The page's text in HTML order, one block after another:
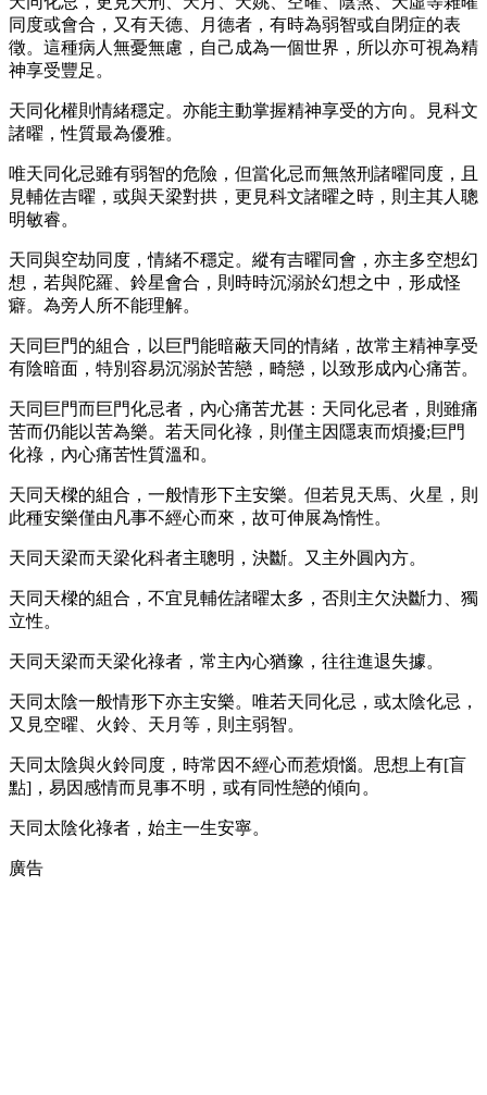
同度或會合，又有天德、月德者，有時為弱智或自閉症的表
徵。這種病人無憂無慮，自己成為一個世界，所以亦可視為精
神享受豐足。
天同化權則情緒穩定。亦能主動掌握精神享受的方向。見科文
諸曜，性質最為優雅。
唯天同化忌雖有弱智的危險，但當化忌而無煞刑諸曜同度，且
見輔佐吉曜，或與天梁對拱，更見科文諸曜之時，則主其人聰
明敏睿。
天同與空劫同度，情緒不穩定。縱有吉曜同會，亦主多空想幻
想，若與陀羅、鈴星會合，則時時沉溺於幻想之中，形成怪
癖。為旁人所不能理解。
天同巨門的組合，以巨門能暗蔽天同的情緒，故常主精神享受
有陰暗面，特別容易沉溺於苦戀，畸戀，以致形成內心痛苦。
天同巨門而巨門化忌者，內心痛苦尤甚：天同化忌者，則雖痛
苦而仍能以苦為樂。若天同化祿，則僅主因隱衷而煩擾;巨門
化祿，內心痛苦性質溫和。
天同天樑的組合，一般情形下主安樂。但若見天馬、火星，則
此種安樂僅由凡事不經心而來，故可伸展為惰性。
天同天梁而天梁化科者主聰明，決斷。又主外圓內方。
天同天樑的組合，不宜見輔佐諸曜太多，否則主欠決斷力、獨
立性。
天同天梁而天梁化祿者，常主內心猶豫，往往進退失據。
天同太陰一般情形下亦主安樂。唯若天同化忌，或太陰化忌，
又見空曜、火鈴、天月等，則主弱智。
天同太陰與火鈴同度，時常因不經心而惹煩惱。思想上有[盲
點]，易因感情而見事不明，或有同性戀的傾向。
天同太陰化祿者，始主一生安寧。
廣告